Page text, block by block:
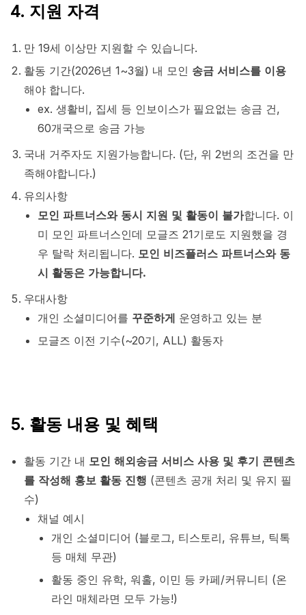
4. 지원 자격
만 19세 이상만 지원할 수 있습니다.
활동 기간(2026년 1~3월) 내 모인 송금 서비스를 이용
해야 합니다.
ex. 생활비, 집세 등 인보이스가 필요없는 송금 건,
60개국으로 송금 가능
국내 거주자도 지원가능합니다. (단, 위 2번의 조건을 만
족해야합니다.)
유의사항
모인 파트너스와 동시 지원 및 활동이 불가합니다. 이
미 모인 파트너스인데 모글즈 21기로도 지원했을 경
우 탈락 처리됩니다. 모인 비즈플러스 파트너스와 동
시 활동은 가능합니다.
우대사항
개인 소셜미디어를 꾸준하게 운영하고 있는 분
모글즈 이전 기수(~20기, ALL) 활동자
5. 활동 내용 및 혜택
활동 기간 내 모인 해외송금 서비스 사용 및 후기 콘텐츠
를 작성해 홍보 활동 진행 (콘텐츠 공개 처리 및 유지 필
수)
채널 예시
개인 소셜미디어 (블로그, 티스토리, 유튜브, 틱톡
등 매체 무관)
활동 중인 유학, 워홀, 이민 등 카페/커뮤니티 (온
라인 매체라면 모두 가능!)